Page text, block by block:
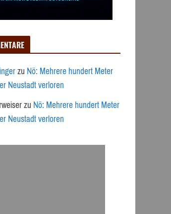
zuNö: Mehrere hundert Meter
Neustadt verloren
zuNö: Mehrere hundert Meter
Neustadt verloren